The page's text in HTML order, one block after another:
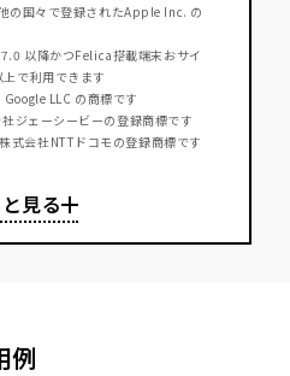
の国々で登録されたApple Inc. の
以降かつFelica搭載端末おサイ
で利用できます​
LLC の商標です
ジェーシービーの登録商標です
式会社NTTドコモの登録商標です
例